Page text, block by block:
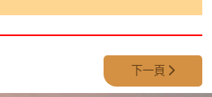
- Pembrey Forest 的二三事下一篇文章: 第
下一頁